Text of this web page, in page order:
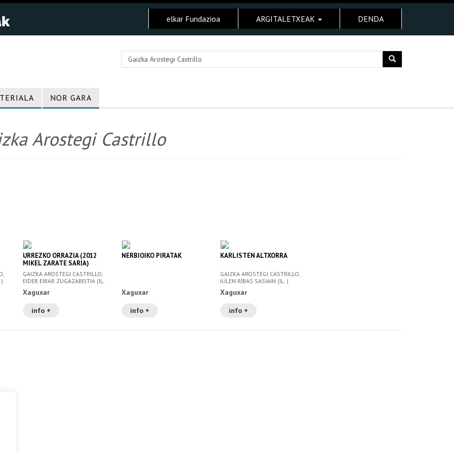
elkar Fundazioa ARGITALETXEAK DENDA
NOR GARA
Arostegi Castrillo
URREZKO ORRAZIA (2012
MIKEL ZARATE SARIA)
GAIZKA AROSTEGI CASTRILLO,
EIDER EIBAR ZUGAZABEITIA (IL.
)Xaguxar
info +
NERBIOIKO PIRATAK
Xaguxar
info +
KARLISTEN ALTXORRA
GAIZKA AROSTEGI CASTRILLO,
JULEN RIBAS SASIAIN (IL. )
Xaguxar
info +